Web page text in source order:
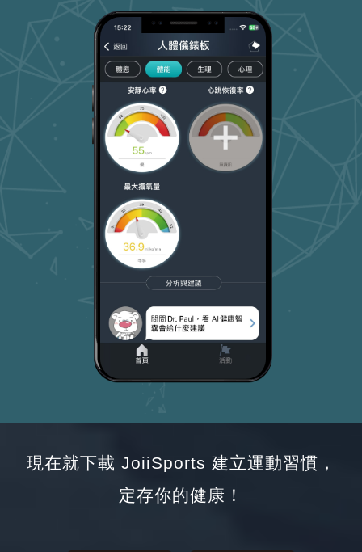
現在就下載 JoiiSports 建立運動習慣，
定存你的健康！